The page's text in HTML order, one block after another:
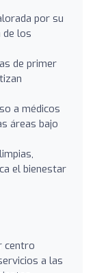
por su
de los
de primer
a médicos
áreas bajo
el bienestar
centro
a las